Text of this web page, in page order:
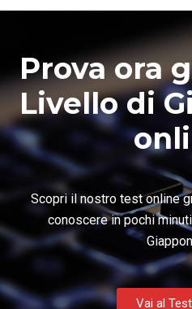
Prova ora
Livello di
Scopri il nostro test online
conoscere in pochi
Vai al